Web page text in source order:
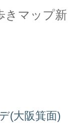
きマップ新
(大阪箕面)